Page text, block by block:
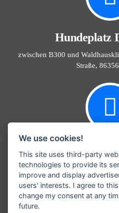
Hundeplatz
zwischen B300 und
Straße,
Email
We use cookies!
This site uses third-party
technologies to provide its
improve and display
users' interests. I agree to
change my consent at any
future.